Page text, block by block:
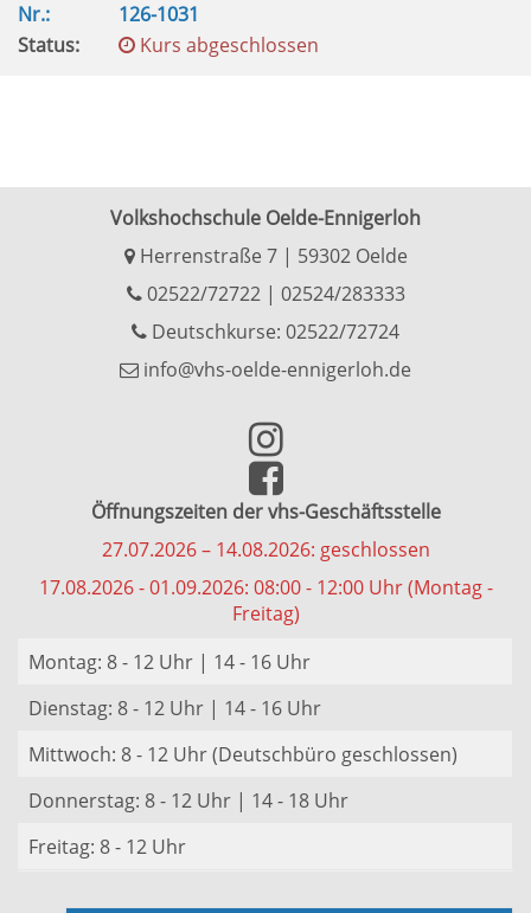
Nr.:
126-1031
Status:
Kurs abgeschlossen
Volkshochschule Oelde-Ennigerloh
Herrenstraße 7 | 59302 Oelde
02522/72722| 02524/283333
Deutschkurse: 02522/72724
info@vhs-oelde-ennigerloh.de
Öffnungszeiten der vhs-Geschäftsstelle
27.07.2026 – 14.08.2026: geschlossen
17.08.2026 - 01.09.2026: 08:00 - 12:00 Uhr (Montag -
Freitag)
Montag: 8 - 12 Uhr | 14 - 16 Uhr
Dienstag: 8 - 12 Uhr | 14 - 16 Uhr
Mittwoch: 8 - 12 Uhr (Deutschbüro geschlossen)
Donnerstag: 8 - 12 Uhr | 14 - 18 Uhr
Freitag: 8 - 12 Uhr